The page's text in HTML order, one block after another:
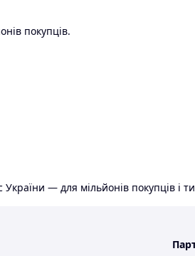
покупців.
— для мільйонів покупців і